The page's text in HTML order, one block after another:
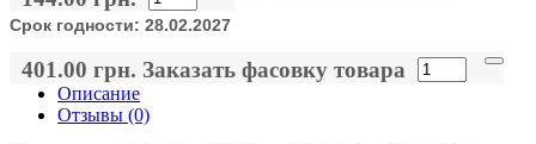
Срок годности: 28.02.2027
401.00 грн. Заказать фасовку товара
Описание
Отзывы (0)